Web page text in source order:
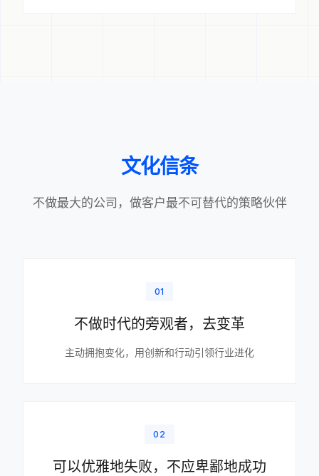
文化信条
不做最大的公司，做客户最不可替代的策略伙伴
01
不做时代的旁观者，去变革
主动拥抱变化，用创新和行动引领行业进化
02
可以优雅地失败，不应卑鄙地成功